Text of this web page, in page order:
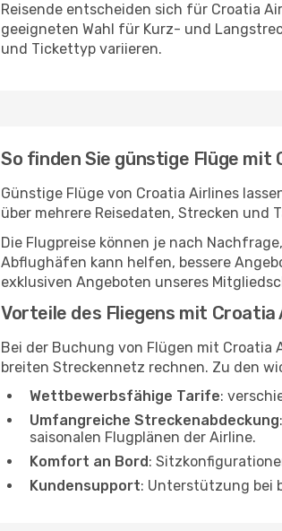
Reisende entscheiden sich für Croatia
geeigneten Wahl für Kurz- und
und Tickettyp variieren.
So finden Sie günstige Flüge mit
Günstige Flüge von Croatia Airlines
über mehrere Reisedaten, Strecken
Die Flugpreise können je nach
Abflughäfen kann helfen, bessere
exklusiven Angeboten unseres
Vorteile des Fliegens mit Croatia
Bei der Buchung von Flügen mit Croatia
breiten Streckennetz rechnen. Zu den
Wettbewerbsfähige Tarife:
Umfangreiche Streckenabdeckung
saisonalen Flugplänen der Airline.
Komfort an Bord:
Kundensupport: Unterstützung bei